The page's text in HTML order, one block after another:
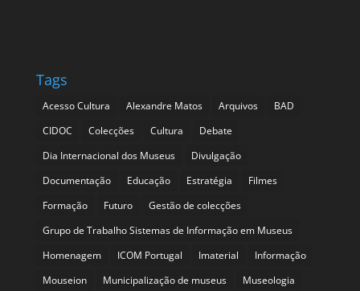
Tags
Acesso Cultura Alexandre Matos Arquivos
BAD
CIDOC
Colecções Cultura
Debate
Dia Internacional dos Museus
Divulgação
Documentação
Educação Estratégia
Filmes
Formação
Futuro
Gestão de colecções
Grupo de Trabalho Sistemas de Informação em Museus
Homenagem
ICOM Portugal Imaterial
Informação
Mouseion
Municipalização de museus Museologia